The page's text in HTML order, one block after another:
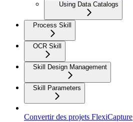
Using Data Catalogs
Process Skill
OCR Skill
Skill Design Management
Skill Parameters
Convertir des projets FlexiCapture